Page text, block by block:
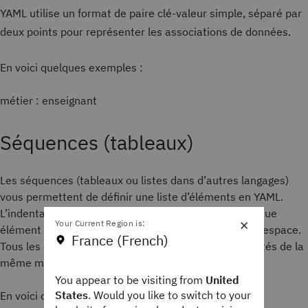
YAML utilise un format de paire clé-valeur simple, séparé par
deux points pour représenter les associations de données.
En voici quelques exemples :
métier : enseignant
Séquences (tableaux)
Les séquences (tableaux ou listes dans d’autres langages)
vous permettent de définir une liste d’éléments en YAML.
L’indentation sépare une séquence du parent et chaque
élément de liste commence par un tiret (-) suivi d’un espace.
Tous les éléments de la séquence doivent être indentés de la
même manière.
En voici quelques exemples :
×
Your Current Region is:
France (French)
You appear to be visiting from United
States. Would you like to switch to your